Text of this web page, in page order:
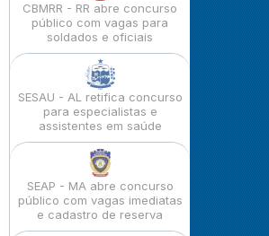
CBMRR - RR abre concurso
público com vagas para
soldados e oficiais
SESAU - AL retifica concurso
para especialistas e
assistentes em saúde
SEAP - MA abre concurso
público com vagas imediatas
e cadastro de reserva